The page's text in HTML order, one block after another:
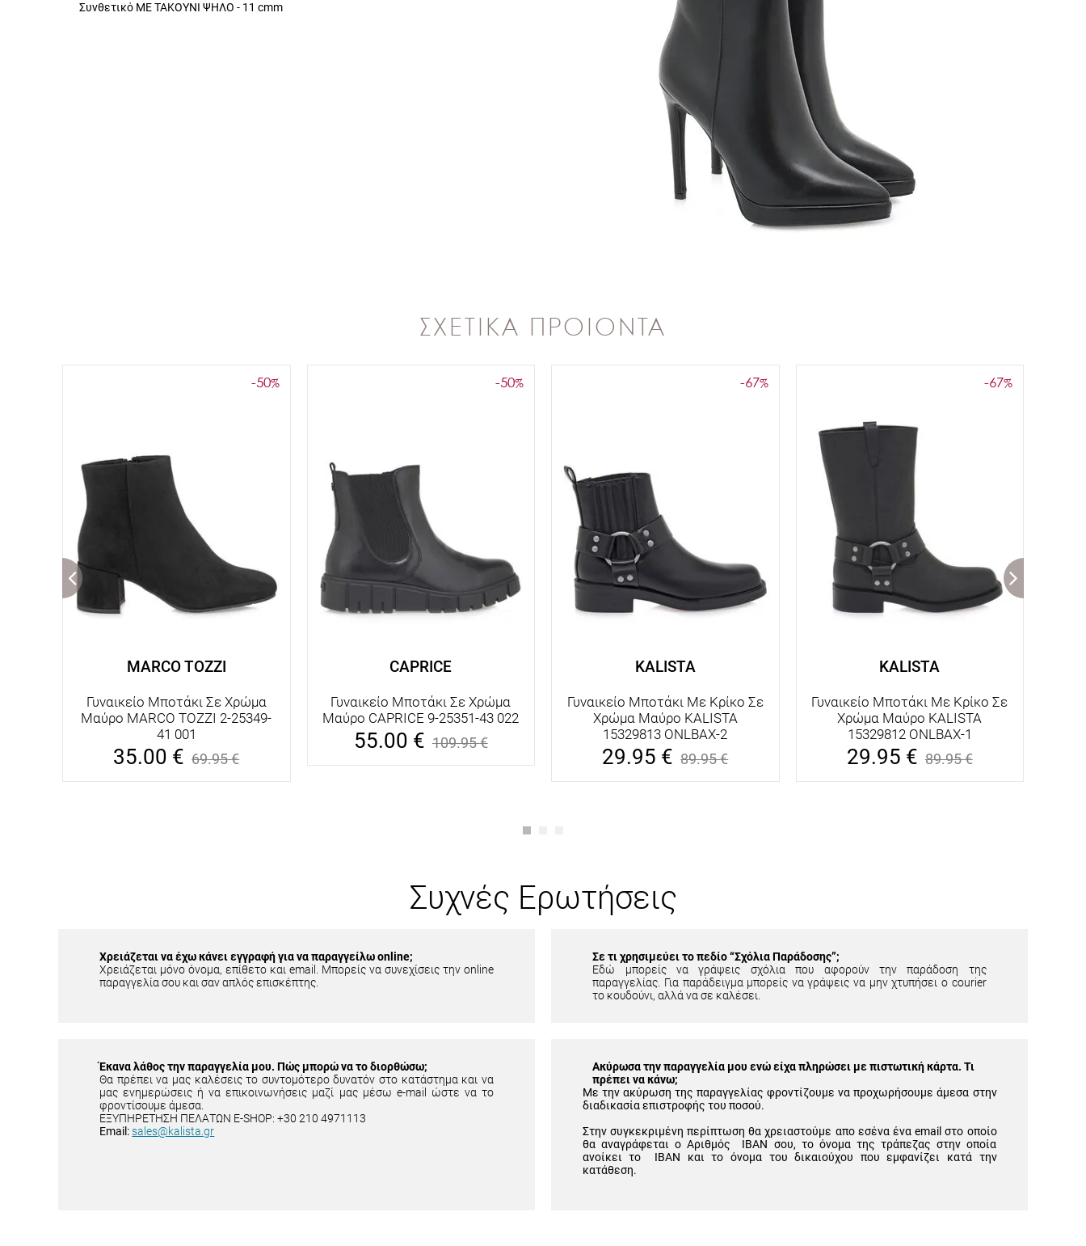
Συνθετικό ΜΕ ΤΑΚΟΥΝΙ ΨΗΛΟ - 11 cmm
ΣΧΕΤΙΚΑ ΠΡΟΙΟΝΤΑ
-50%
MARCO TOZZI
Γυναικείο Μποτάκι Σε Χρώμα
Μαύρο MARCO TOZZI 2-25349-
41 001
35.00 € 69.95€
-50%
CAPRICE
Γυναικείο Μποτάκι Σε Χρώμα
Μαύρο CAPRICE 9-25351-43 022
55.00 € 109.95€
-67%
KALISTA
Γυναικείο Μποτάκι Με Κρίκο Σε
Χρώμα Μαύρο KALISTA
15329813 ONLBAX-2
29.95 € 89.95€
-67%
KALISTA
Γυναικείο Μποτάκι Με Κρίκο Σε
Χρώμα Μαύρο KALISTA
15329812 ONLBAX-1
29.95 € 89.95€
Συχνές Ερωτήσεις
Χρειάζεται να έχω κάνει εγγραφή για να παραγγείλω online;
Χρειάζεται μόνο όνομα, επίθετο και email. Μπορείς να συνεχίσεις την online
παραγγελία σου και σαν απλός επισκέπτης.
Σε τι χρησιμεύει το πεδίο “Σχόλια Παράδοσης”;
Εδώ μπορείς να γράψεις σχόλια που αφορούν την παράδοση της
παραγγελίας. Για παράδειγμα μπορείς να γράψεις να μην χτυπήσει ο courier
το κουδούνι, αλλά να σε καλέσει.
Έκανα λάθος την παραγγελία μου. Πώς μπορώ να το διορθώσω;
Θα πρέπει να μας καλέσεις το συντομότερο δυνατόν στο κατάστημα και να
μας ενημερώσεις ή να επικοινωνήσεις μαζί μας μέσω e-mail ώστε να το
φροντίσουμε άμεσα.
ΕΞΥΠΗΡΕΤΗΣΗ ΠΕΛΑΤΩΝ E-SHOP: +30 210 4971113
Email: sales@kalista.gr
Ακύρωσα την παραγγελία μου ενώ είχα πληρώσει με πιστωτική κάρτα. Τι
πρέπει να κάνω;
Με την ακύρωση της παραγγελίας φροντίζουμε να προχωρήσουμε άμεσα στην
διαδικασία επιστροφής του ποσού.
Στην συγκεκριμένη περίπτωση θα χρειαστούμε απο εσένα ένα email στο οποίο
θα αναγράφεται ο Αριθμός IBAN σου, το όνομα της τράπεζας στην οποία
ανοίκει το IBAN και το όνομα του δικαιούχου που εμφανίζει κατά την
κατάθεση.